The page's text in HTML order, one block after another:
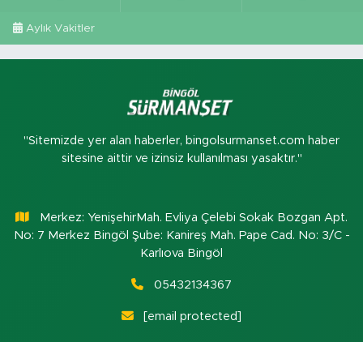
Aylık Vakitler
"Sitemizde yer alan haberler, bingolsurmanset.com haber
sitesine aittir ve izinsiz kullanılması yasaktır."
Merkez: YenişehirMah. Evliya Çelebi Sokak Bozgan Apt.
No: 7 Merkez Bingöl Şube: Kanireş Mah. Pape Cad. No: 3/C -
Karlıova Bingöl
05432134367
[email protected]